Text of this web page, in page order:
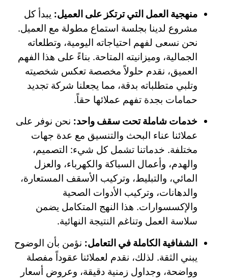
منهجية العمل التي ترتكز على العميل: يبدأ كل
مشروع لدينا بجلسة استماع مطولة مع العميل.
نحن نسعى لفهم احتياجاته اليومية، وتطلعاته
الجمالية، وميزانيته المتاحة. بناءً على هذا الفهم
العميق، نقدم حلولاً مخصصة تعكس شخصيته
وتلبي متطلباته بدقة، مما يجعلنا شركة تجديد
حمامات بجدة تفهم عملائها حقاً.
خدمات شاملة تحت سقف واحد: نحن نوفر على
عملائنا عناء البحث والتنسيق مع عدة جهات
مختلفة. خدماتنا تشمل كل شيء: التصميم،
والهدم، وأعمال السباكة والكهرباء، والعزل
المائي، والتبليط، وتركيب الأسقف المستعارة،
والدهانات، وتركيب الأدوات الصحية
والإكسسوارات. هذا النهج المتكامل يضمن
سلاسة العمل وتناغم النتيجة النهائية.
الشفافية الكاملة في التعامل: نؤمن بأن الوضوح
يبني الثقة. لذلك، نقدم لعملائنا عقوداً مفصلة
وواضحة، وجداول زمنية دقيقة، وعروض أسعار